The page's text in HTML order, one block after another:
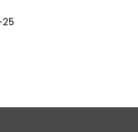
25